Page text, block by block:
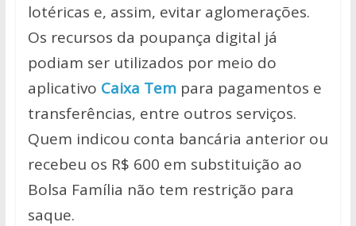
lotéricas e, assim, evitar aglomerações.
Os recursos da poupança digital já
podiam ser utilizados por meio do
aplicativo Caixa Tempara pagamentos e
transferências, entre outros serviços.
Quem indicou conta bancária anterior ou
recebeu os R$ 600 em substituição ao
Bolsa Família não tem restrição para
saque.